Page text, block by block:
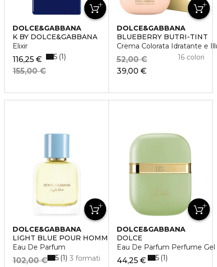
DOLCE&GABBANA
K BY DOLCE&GABBANA
Elixir
116,25 €
155,00 €
5 1
DOLCE&GABBANA
BLUEBERRY BUTRI-TINT
Crema Colorata Idratante e
39,00 €
52,00 € 16 colori
DOLCE&GABBANA
LIGHT BLUE POUR HOMME
Eau De Parfum
102,00 € 3 formati
5 1
DOLCE&GABBANA
DOLCE
Eau De Parfum Perfume Gel
44,25 €
5 1